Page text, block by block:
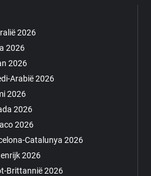
2026
2026
2026
Arabië 2026
2026
2026
2026
Catalunya 2026
2026
Brittannië 2026